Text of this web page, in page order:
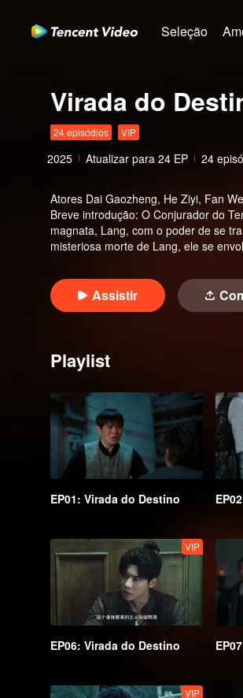
Seleção
Virada do
24 episódios VIP
2025 Atualizar para 24 EP 24
Atores Dai Gaozheng, He Ziyi, Fan
Breve introdução: O Conjurador do
magnata, Lang, com o poder de se
misteriosa morte de Lang, ele se
profundamente ligado à Uma
Assistir
Playlist
EP01: Virada do Destino
VIP
EP06: Virada do Destino
VIP